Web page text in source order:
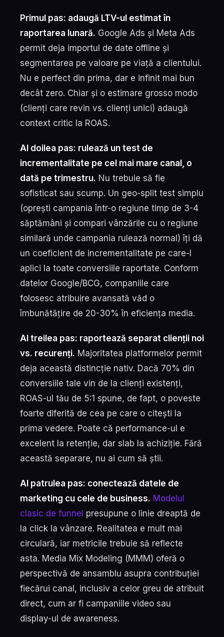
Primul pas: adaugă LTV-ul estimat în
raportarea lunară. Google Ads și Meta Ads
permit deja importul de date offline și
segmentarea pe valoare pe viață a clientului.
Nu e perfect din prima, dar e infinit mai bun
decât zero. Chiar și o estimare grosso modo
(clienți care revin vs. clienți unici) adaugă
context critic la ROAS.
Al doilea pas: rulează un test de
incrementalitate pe cel mai mare canal, o
dată pe trimestru. Nu trebuie să fie
sofisticat sau scump. Un geo-split test simplu
(oprești campania într-o regiune timp de 3-4
săptămâni și compari vânzările cu o regiune
similară unde campania rulează normal) îți dă
un coeficient de incrementalitate pe care-l
aplici la toate conversiile raportate. Conform
datelor Google/BCG, companiile care
folosesc atribuire avansată văd o
îmbunătățire de 20-30% în eficiența media.
Al treilea pas: raportează separat clienții noi
vs. recurenți. Majoritatea platformelor permit
deja această distincție nativ. Dacă 70% din
conversiile tale vin de la clienți existenți,
ROAS-ul tău de 5:1 spune, de fapt, o poveste
foarte diferită de cea pe care o citești la
prima vedere. Poate că performance-ul e
excelent la retenție, dar slab la achiziție. Fără
această separare, nu ai cum să știi.
Al patrulea pas: conectează datele de
marketing cu cele de business. Modelul
clasic de funnel presupune o linie dreaptă de
la click la vânzare. Realitatea e mult mai
circulară, iar metricile trebuie să reflecte
asta. Media Mix Modeling (MMM) oferă o
perspectivă de ansamblu asupra contribuției
fiecărui canal, inclusiv a celor greu de atribuit
direct, cum ar fi campaniile video sau
display-ul de awareness.